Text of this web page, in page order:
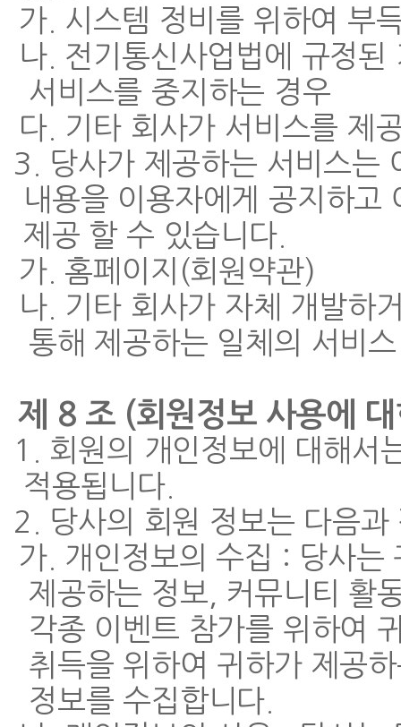
가. 시스템 정비를 위하여 부
나. 전기통신사업법에 규정
서비스를 중지하는 경우
다. 기타 회사가 서비스를 제
3. 당사가 제공하는 서비스는
내용을 이용자에게 공지하고
제공 할 수 있습니다.
가. 홈페이지(회원약관)
나. 기타 회사가 자체 개발하
통해 제공하는 일체의 서비스
제 8 조 (회원정보 사용에
1. 회원의 개인정보에 대해서
적용됩니다.
2. 당사의 회원 정보는 다음
가. 개인정보의 수집 : 당사는
제공하는 정보, 커뮤니티 활
각종 이벤트 참가를 위하여
취득을 위하여 귀하가 제공
정보를 수집합니다.